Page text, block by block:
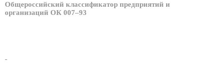
Общероссийский классификатор предприятий и
организаций ОК 007–93
-